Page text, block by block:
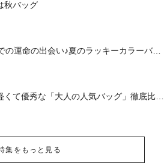
秋バッグ
の運命の出会い♪夏のラッキーカラーバッ
くて優秀な「大人の人気バッグ」徹底比
集をもっと見る